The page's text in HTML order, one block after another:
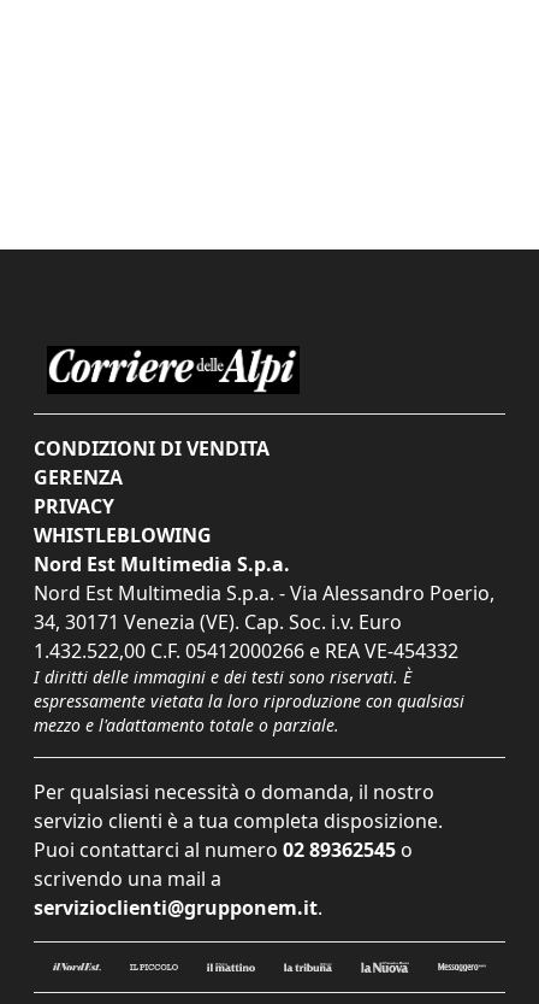
CONDIZIONI DI VENDITA
GERENZA
PRIVACY
WHISTLEBLOWING
Nord Est Multimedia S.p.a.
Nord Est Multimedia S.p.a. - Via Alessandro Poerio,
34, 30171 Venezia (VE). Cap. Soc. i.v. Euro
1.432.522,00 C.F. 05412000266 e REA VE-454332
I diritti delle immagini e dei testi sono riservati. È
espressamente vietata la loro riproduzione con qualsiasi
mezzo e l'adattamento totale o parziale.
Per qualsiasi necessità o domanda, il nostro
servizio clienti è a tua completa disposizione.
Puoi contattarci al numero 02 89362545 o
scrivendo una mail a
servizioclienti@grupponem.it.